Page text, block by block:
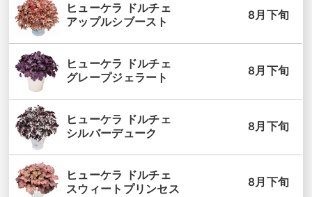
ヒューケラ ドルチェ
アップルシブースト
8月下旬
ヒューケラ ドルチェ
グレープジェラート
8月下旬
ヒューケラ ドルチェ
シルバーデューク
8月下旬
ヒューケラ ドルチェ
スウィートプリンセス
8月下旬